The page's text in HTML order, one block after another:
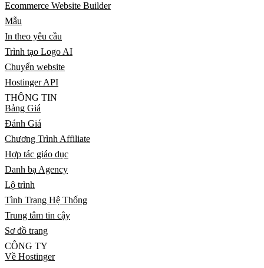
Ecommerce Website Builder
Mẫu
In theo yêu cầu
Trình tạo Logo AI
Chuyển website
Hostinger API
THÔNG TIN
Bảng Giá
Đánh Giá
Chương Trình Affiliate
Hợp tác giáo dục
Danh bạ Agency
Lộ trình
Tình Trạng Hệ Thống
Trung tâm tin cậy
Sơ đồ trang
CÔNG TY
Về Hostinger